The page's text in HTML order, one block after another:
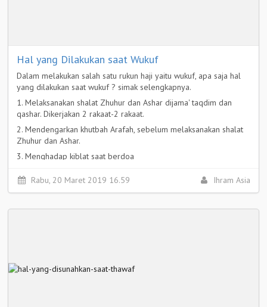
Hal yang Dilakukan saat Wukuf
Dalam melakukan salah satu rukun haji yaitu wukuf, apa saja hal
yang dilakukan saat wukuf ? simak selengkapnya.
1. Melaksanakan shalat Zhuhur dan Ashar dijama' taqdim dan
qashar. Dikerjakan 2 rakaat-2 rakaat.
2. Mendengarkan khutbah Arafah, sebelum melaksanakan shalat
Zhuhur dan Ashar.
3. Menghadap kiblat saat berdoa
Rabu, 20 Maret 2019 16.59 Ihram Asia